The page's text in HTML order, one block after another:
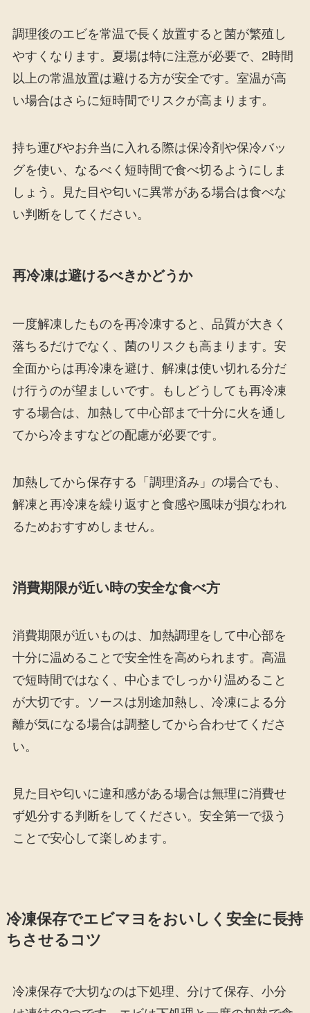
調理後のエビを常温で長く放置すると菌が繁殖し
やすくなります。夏場は特に注意が必要で、2時間
以上の常温放置は避ける方が安全です。室温が高
い場合はさらに短時間でリスクが高まります。
持ち運びやお弁当に入れる際は保冷剤や保冷バッ
グを使い、なるべく短時間で食べ切るようにしま
しょう。見た目や匂いに異常がある場合は食べな
い判断をしてください。
再冷凍は避けるべきかどうか
一度解凍したものを再冷凍すると、品質が大きく
落ちるだけでなく、菌のリスクも高まります。安
全面からは再冷凍を避け、解凍は使い切れる分だ
け行うのが望ましいです。もしどうしても再冷凍
する場合は、加熱して中心部まで十分に火を通し
てから冷ますなどの配慮が必要です。
加熱してから保存する「調理済み」の場合でも、
解凍と再冷凍を繰り返すと食感や風味が損なわれ
るためおすすめしません。
消費期限が近い時の安全な食べ方
消費期限が近いものは、加熱調理をして中心部を
十分に温めることで安全性を高められます。高温
で短時間ではなく、中心までしっかり温めること
が大切です。ソースは別途加熱し、冷凍による分
離が気になる場合は調整してから合わせてくださ
い。
見た目や匂いに違和感がある場合は無理に消費せ
ず処分する判断をしてください。安全第一で扱う
ことで安心して楽しめます。
冷凍保存でエビマヨをおいしく安全に長持
ちさせるコツ
冷凍保存で大切なのは下処理、分けて保存、小分